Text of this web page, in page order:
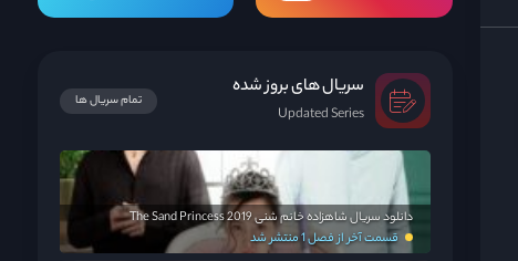
سریال های بروز شده
Updated Series
تمام سریال ها
دانلود سریال شاهزاده خانم شنی The Sand Princess 2019
قسمت آخر از فصل 1 منتشر شد